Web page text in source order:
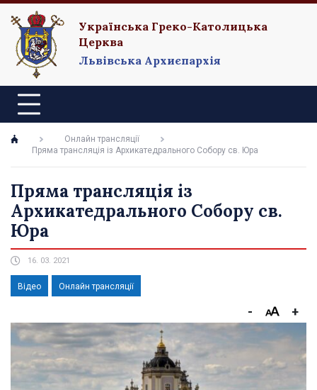
Українська Греко-Католицька
Церква
Львівська Архиєпархія
Онлайн трансляції
Пряма трансляція із Архикатедрального Собору св. Юра
Пряма трансляція із
Архикатедрального Собору св.
Юра
16. 03. 2021
Відео Онлайн трансляції
- +